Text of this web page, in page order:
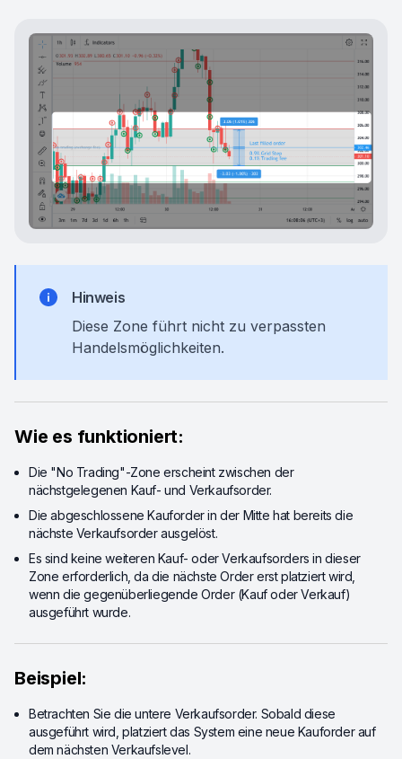
Hinweis
Diese Zone führt nicht zu verpassten
Handelsmöglichkeiten.
Wie es funktioniert:
Die "No Trading"-Zone erscheint zwischen der
nächstgelegenen Kauf- und Verkaufsorder.
Die abgeschlossene Kauforder in der Mitte hat bereits die
nächste Verkaufsorder ausgelöst.
Es sind keine weiteren Kauf- oder Verkaufsorders in dieser
Zone erforderlich, da die nächste Order erst platziert wird,
wenn die gegenüberliegende Order (Kauf oder Verkauf)
ausgeführt wurde.
Beispiel:
Betrachten Sie die untere Verkaufsorder. Sobald diese
ausgeführt wird, platziert das System eine neue Kauforder auf
dem nächsten Verkaufslevel.